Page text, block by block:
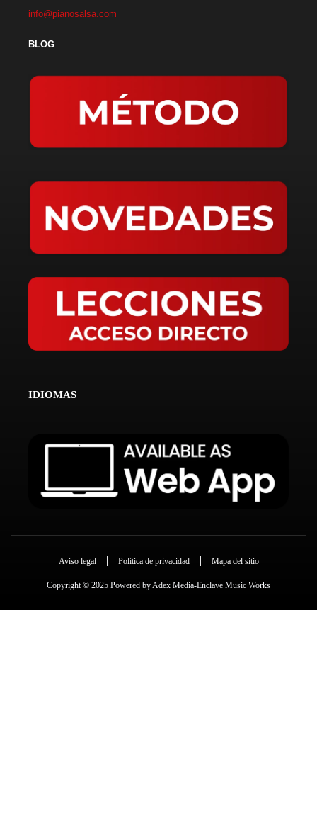
info@pianosalsa.com
BLOG
IDIOMAS
Aviso legal Política de privacidad Mapa del sitio
Copyright © 2025 Powered by Adex Media-Enclave Music Works